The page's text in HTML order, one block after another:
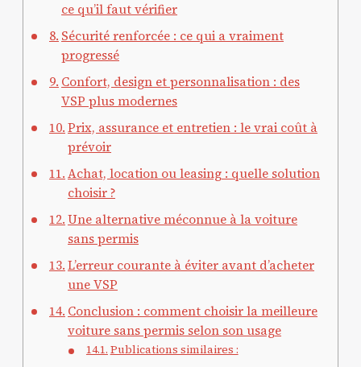
ce qu’il faut vérifier
Sécurité renforcée : ce qui a vraiment
progressé
Confort, design et personnalisation : des
VSP plus modernes
Prix, assurance et entretien : le vrai coût à
prévoir
Achat, location ou leasing : quelle solution
choisir ?
Une alternative méconnue à la voiture
sans permis
L’erreur courante à éviter avant d’acheter
une VSP
Conclusion : comment choisir la meilleure
voiture sans permis selon son usage
Publications similaires :